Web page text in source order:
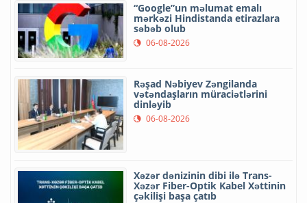
“Google”un məlumat emalı
mərkəzi Hindistanda etirazlara
səbəb olub
06-08-2026
Rəşad Nəbiyev Zəngilanda
vətəndaşların müraciətlərini
dinləyib
06-08-2026
Xəzər dənizinin dibi ilə Trans-
Xəzər Fiber-Optik Kabel Xəttinin
çəkilişi başa çatıb